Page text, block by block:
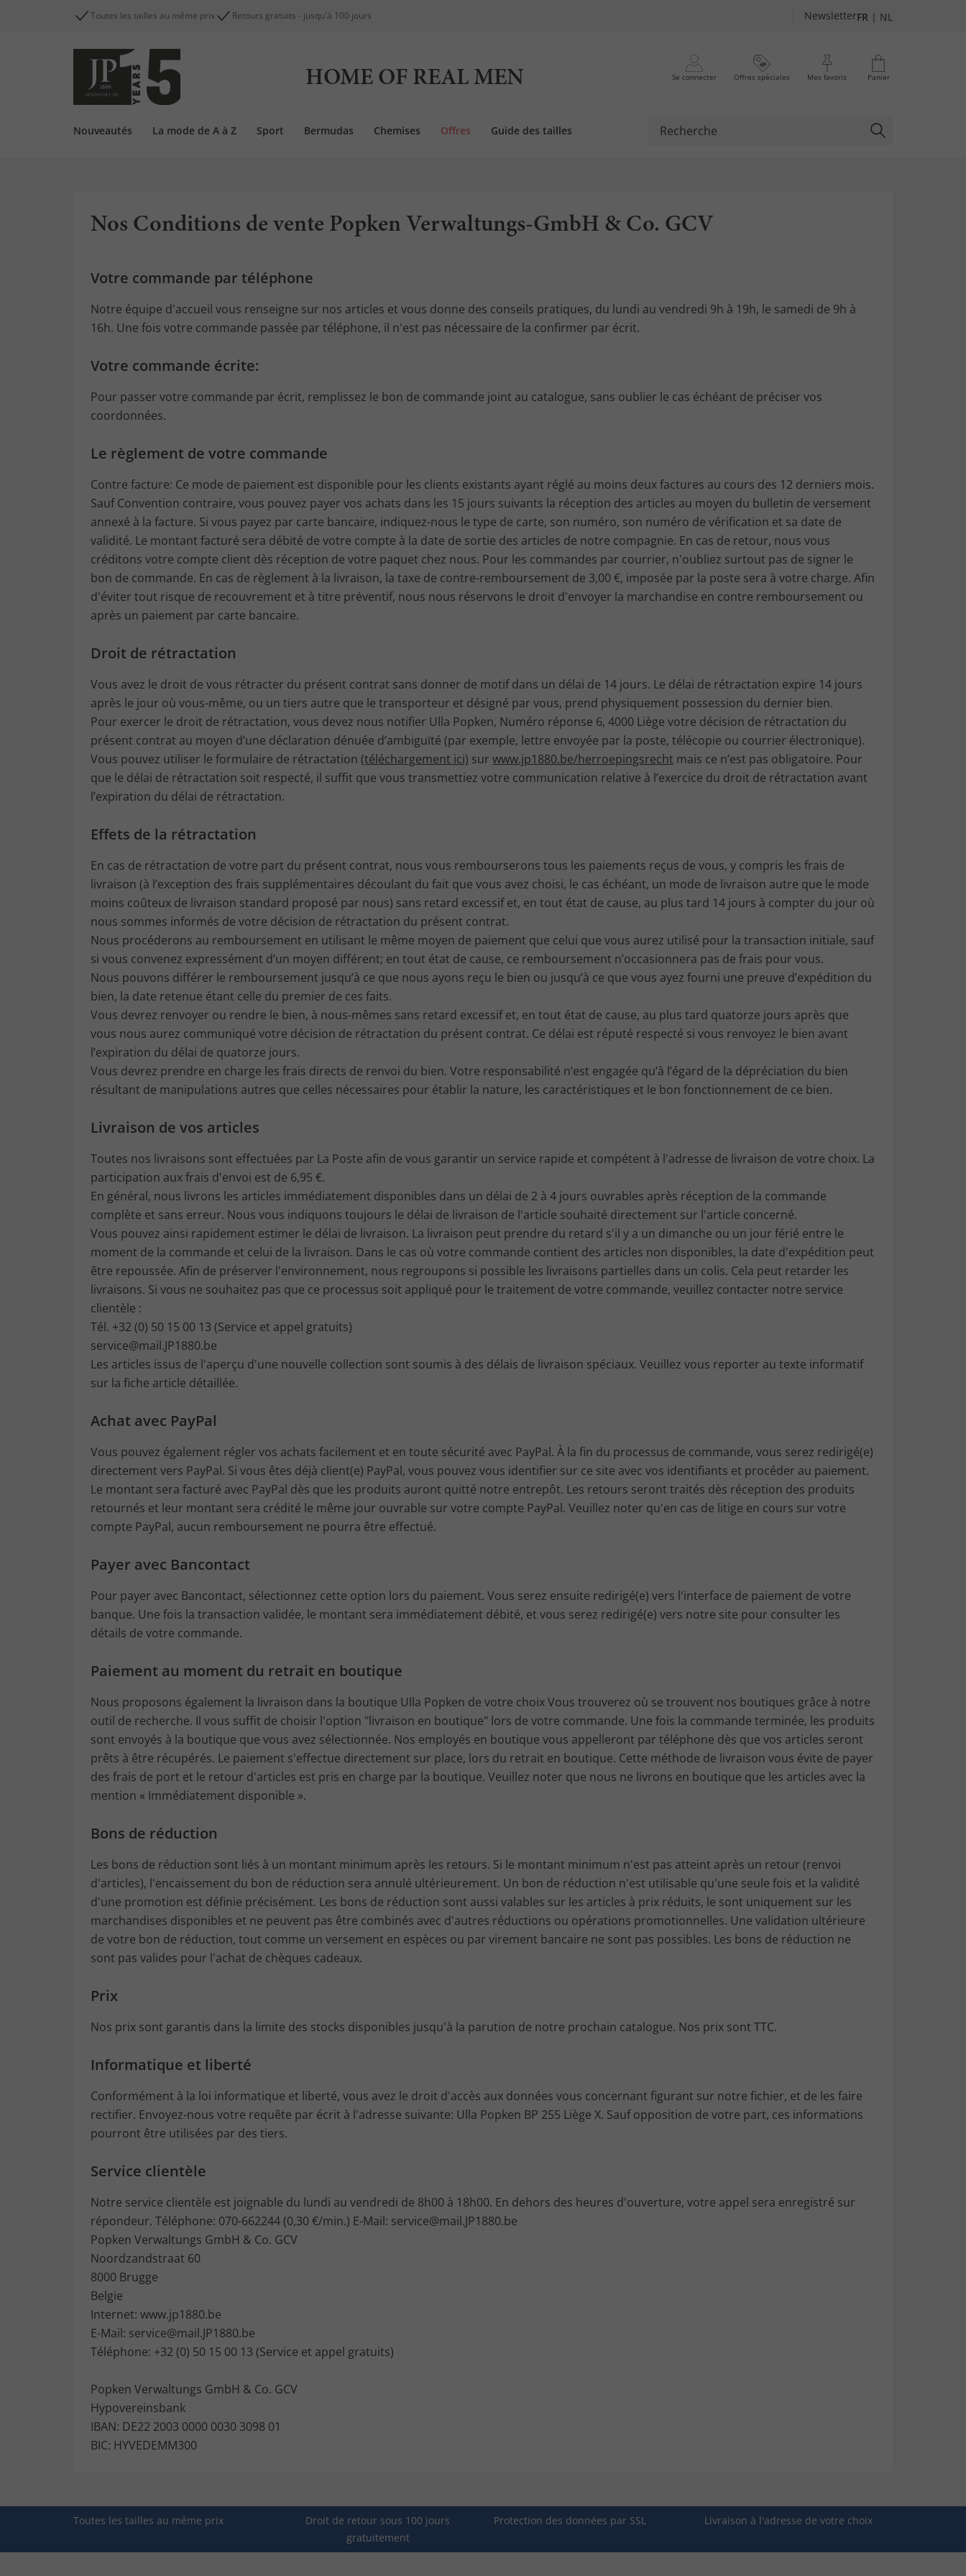
Toutes les tailles au même prix Retours gratuits - jusqu'à 100 jours NewsletterFR | NL
HOME OF REAL MEN Se connecter Offres spéciales Mes favoris Panier
Nouveautés La mode de A à Z Sport Bermudas Chemises Offres Guide des tailles
Nos Conditions de vente Popken Verwaltungs-GmbH & Co. GCV
Votre commande par téléphone
Notre équipe d'accueil vous renseigne sur nos articles et vous donne des conseils pratiques, du lundi au vendredi 9h à 19h, le samedi de 9h à
16h. Une fois votre commande passée par téléphone, il n'est pas nécessaire de la confirmer par écrit.
Votre commande écrite:
Pour passer votre commande par écrit, remplissez le bon de commande joint au catalogue, sans oublier le cas échéant de préciser vos
coordonnées.
Le règlement de votre commande
Contre facture: Ce mode de paiement est disponible pour les clients existants ayant réglé au moins deux factures au cours des 12 derniers mois.
Sauf Convention contraire, vous pouvez payer vos achats dans les 15 jours suivants la réception des articles au moyen du bulletin de versement
annexé à la facture. Si vous payez par carte bancaire, indiquez-nous le type de carte, son numéro, son numéro de vérification et sa date de
validité. Le montant facturé sera débité de votre compte à la date de sortie des articles de notre compagnie. En cas de retour, nous vous
créditons votre compte client dès réception de votre paquet chez nous. Pour les commandes par courrier, n'oubliez surtout pas de signer le
bon de commande. En cas de règlement à la livraison, la taxe de contre-remboursement de 3,00 €, imposée par la poste sera à votre charge. Afin
d'éviter tout risque de recouvrement et à titre préventif, nous nous réservons le droit d'envoyer la marchandise en contre remboursement ou
après un paiement par carte bancaire.
Droit de rétractation
Vous avez le droit de vous rétracter du présent contrat sans donner de motif dans un délai de 14 jours. Le délai de rétractation expire 14 jours
après le jour où vous-même, ou un tiers autre que le transporteur et désigné par vous, prend physiquement possession du dernier bien.
Pour exercer le droit de rétractation, vous devez nous notifier Ulla Popken, Numéro réponse 6, 4000 Liège votre décision de rétractation du
présent contrat au moyen d’une déclaration dénuée d’ambiguïté (par exemple, lettre envoyée par la poste, télécopie ou courrier électronique).
Vous pouvez utiliser le formulaire de rétractation (téléchargement ici) sur www.jp1880.be/herroepingsrecht mais ce n’est pas obligatoire. Pour
que le délai de rétractation soit respecté, il suffit que vous transmettiez votre communication relative à l’exercice du droit de rétractation avant
l’expiration du délai de rétractation.
Effets de la rétractation
En cas de rétractation de votre part du présent contrat, nous vous rembourserons tous les paiements reçus de vous, y compris les frais de
livraison (à l’exception des frais supplémentaires découlant du fait que vous avez choisi, le cas échéant, un mode de livraison autre que le mode
moins coûteux de livraison standard proposé par nous) sans retard excessif et, en tout état de cause, au plus tard 14 jours à compter du jour où
nous sommes informés de votre décision de rétractation du présent contrat.
Nous procéderons au remboursement en utilisant le même moyen de paiement que celui que vous aurez utilisé pour la transaction initiale, sauf
si vous convenez expressément d’un moyen différent; en tout état de cause, ce remboursement n’occasionnera pas de frais pour vous.
Nous pouvons différer le remboursement jusqu’à ce que nous ayons reçu le bien ou jusqu’à ce que vous ayez fourni une preuve d’expédition du
bien, la date retenue étant celle du premier de ces faits.
Vous devrez renvoyer ou rendre le bien, à nous-mêmes sans retard excessif et, en tout état de cause, au plus tard quatorze jours après que
vous nous aurez communiqué votre décision de rétractation du présent contrat. Ce délai est réputé respecté si vous renvoyez le bien avant
l’expiration du délai de quatorze jours.
Vous devrez prendre en charge les frais directs de renvoi du bien. Votre responsabilité n’est engagée qu’à l’égard de la dépréciation du bien
résultant de manipulations autres que celles nécessaires pour établir la nature, les caractéristiques et le bon fonctionnement de ce bien.
Livraison de vos articles
Toutes nos livraisons sont effectuées par La Poste afin de vous garantir un service rapide et compétent à l'adresse de livraison de votre choix. La
participation aux frais d'envoi est de 6,95 €.
En général, nous livrons les articles immédiatement disponibles dans un délai de 2 à 4 jours ouvrables après réception de la commande
complète et sans erreur. Nous vous indiquons toujours le délai de livraison de l'article souhaité directement sur l'article concerné.
Vous pouvez ainsi rapidement estimer le délai de livraison. La livraison peut prendre du retard s'il y a un dimanche ou un jour férié entre le
moment de la commande et celui de la livraison. Dans le cas où votre commande contient des articles non disponibles, la date d'expédition peut
être repoussée. Afin de préserver l'environnement, nous regroupons si possible les livraisons partielles dans un colis. Cela peut retarder les
livraisons. Si vous ne souhaitez pas que ce processus soit appliqué pour le traitement de votre commande, veuillez contacter notre service
clientèle :
Tél. +32 (0) 50 15 00 13 (Service et appel gratuits)
service@mail.JP1880.be
Les articles issus de l'aperçu d'une nouvelle collection sont soumis à des délais de livraison spéciaux. Veuillez vous reporter au texte informatif
sur la fiche article détaillée.
Achat avec PayPal
Vous pouvez également régler vos achats facilement et en toute sécurité avec PayPal. À la fin du processus de commande, vous serez redirigé(e)
directement vers PayPal. Si vous êtes déjà client(e) PayPal, vous pouvez vous identifier sur ce site avec vos identifiants et procéder au paiement.
Le montant sera facturé avec PayPal dès que les produits auront quitté notre entrepôt. Les retours seront traités dès réception des produits
retournés et leur montant sera crédité le même jour ouvrable sur votre compte PayPal. Veuillez noter qu'en cas de litige en cours sur votre
compte PayPal, aucun remboursement ne pourra être effectué.
Payer avec Bancontact
Pour payer avec Bancontact, sélectionnez cette option lors du paiement. Vous serez ensuite redirigé(e) vers l'interface de paiement de votre
banque. Une fois la transaction validée, le montant sera immédiatement débité, et vous serez redirigé(e) vers notre site pour consulter les
détails de votre commande.
Paiement au moment du retrait en boutique
Nous proposons également la livraison dans la boutique Ulla Popken de votre choix Vous trouverez où se trouvent nos boutiques grâce à notre
outil de recherche. Il vous suffit de choisir l'option "livraison en boutique" lors de votre commande. Une fois la commande terminée, les produits
sont envoyés à la boutique que vous avez sélectionnée. Nos employés en boutique vous appelleront par téléphone dès que vos articles seront
prêts à être récupérés. Le paiement s'effectue directement sur place, lors du retrait en boutique. Cette méthode de livraison vous évite de payer
des frais de port et le retour d'articles est pris en charge par la boutique. Veuillez noter que nous ne livrons en boutique que les articles avec la
mention « Immédiatement disponible ».
Bons de réduction
Les bons de réduction sont liés à un montant minimum après les retours. Si le montant minimum n'est pas atteint après un retour (renvoi
d'articles), l'encaissement du bon de réduction sera annulé ultérieurement. Un bon de réduction n'est utilisable qu'une seule fois et la validité
d'une promotion est définie précisément. Les bons de réduction sont aussi valables sur les articles à prix réduits, le sont uniquement sur les
marchandises disponibles et ne peuvent pas être combinés avec d'autres réductions ou opérations promotionnelles. Une validation ultérieure
de votre bon de réduction, tout comme un versement en espèces ou par virement bancaire ne sont pas possibles. Les bons de réduction ne
sont pas valides pour l'achat de chèques cadeaux.
Prix
Nos prix sont garantis dans la limite des stocks disponibles jusqu'à la parution de notre prochain catalogue. Nos prix sont TTC.
Informatique et liberté
Conformément à la loi informatique et liberté, vous avez le droit d'accès aux données vous concernant figurant sur notre fichier, et de les faire
rectifier. Envoyez-nous votre requête par écrit à l'adresse suivante: Ulla Popken BP 255 Liège X. Sauf opposition de votre part, ces informations
pourront être utilisées par des tiers.
Service clientèle
Notre service clientèle est joignable du lundi au vendredi de 8h00 à 18h00. En dehors des heures d'ouverture, votre appel sera enregistré sur
répondeur. Téléphone: 070-662244 (0,30 €/min.) E-Mail: service@mail.JP1880.be
Popken Verwaltungs GmbH & Co. GCV
Noordzandstraat 60
8000 Brugge
Belgie
Internet: www.jp1880.be
E-Mail: service@mail.JP1880.be
Téléphone: +32 (0) 50 15 00 13 (Service et appel gratuits)
Popken Verwaltungs GmbH & Co. GCV
Hypovereinsbank
IBAN: DE22 2003 0000 0030 3098 01
BIC: HYVEDEMM300
Toutes les tailles au même prix
Droit de retour sous 100 jours
gratuitement
Protection des données par SSL Livraison à l'adresse de votre choix